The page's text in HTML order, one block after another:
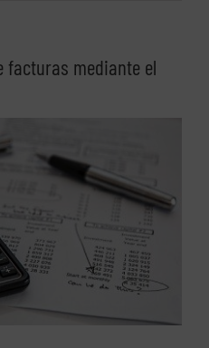
facturas mediante el